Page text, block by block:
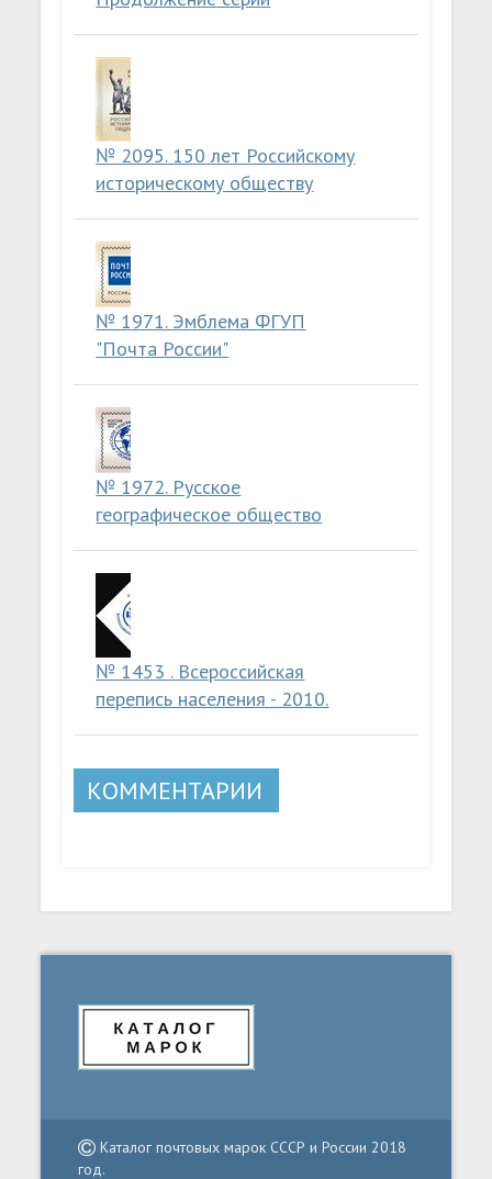
№ 2095. 150 лет Российскому
историческому обществу
№ 1971. Эмблема ФГУП
"Почта России"
№ 1972. Русское
географическое общество
№ 1453 . Всероссийская
перепись населения - 2010.
КОММЕНТАРИИ
Каталог почтовых марок СССР и России 2018
год.